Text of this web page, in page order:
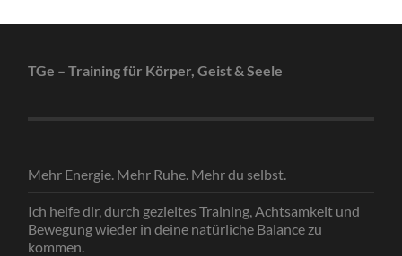
TGe – Training für Körper, Geist & Seele
Mehr Energie. Mehr Ruhe. Mehr du selbst.
Ich helfe dir, durch gezieltes Training, Achtsamkeit und
Bewegung wieder in deine natürliche Balance zu
kommen.